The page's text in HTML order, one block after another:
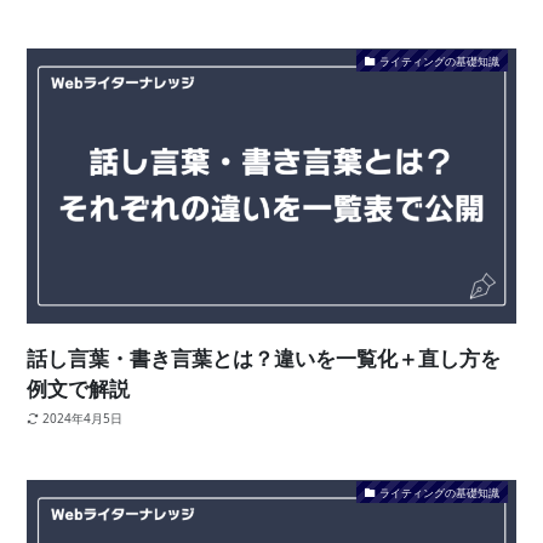
ライティングの基礎知識
話し言葉・書き言葉とは？違いを一覧化＋直し方を
例文で解説
2024年4月5日
ライティングの基礎知識